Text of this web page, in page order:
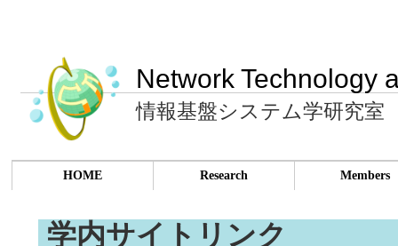
Network Technology
情報基盤システム学研究室
HOME Research Members
学内サイトリンク